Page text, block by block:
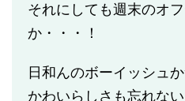
それにしても週末のオ
か・・・！
日和んのボーイッシュ
かわいらしさも忘れない